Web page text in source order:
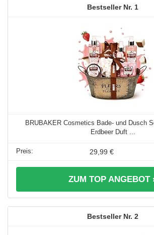
1
BRUBAKER Cosmetics Bade- und Dusch
Erdbeer Duft ...
29,99 €
ZUM TOP ANGEBOT
2